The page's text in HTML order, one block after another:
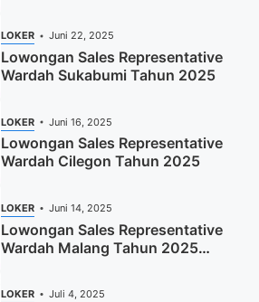
LOKER Juni 22, 2025
Lowongan Sales Representative
Wardah Sukabumi Tahun 2025
LOKER Juni 16, 2025
Lowongan Sales Representative
Wardah Cilegon Tahun 2025
LOKER Juni 14, 2025
Lowongan Sales Representative
Wardah Malang Tahun 2025
LOKER Juli 4, 2025